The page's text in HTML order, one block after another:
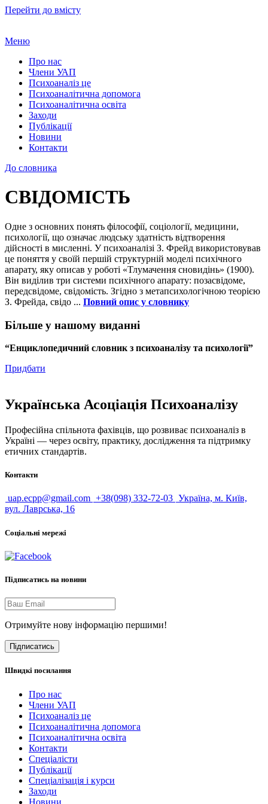
Перейти до вмісту
Меню
Про нас
Члени УАП
Психоаналіз це
Психоаналітична допомога
Психоаналітична освіта
Заходи
Публікації
Новини
Контакти
До словника
СВІДОМІСТЬ
Одне з основних понять філософії, соціології, медицини,
психології, що означає людську здатність відтворення
дійсності в мисленні. У психоаналізі З. Фрейд використовував
це поняття у своїй першій структурній моделі психічного
апарату, яку описав у роботі «Тлумачення сновидінь» (1900).
Він виділив три системи психічного апарату: позасвідоме,
передсвідоме, свідомість. Згідно з метапсихологічною теорією
З. Фрейда, свідо ... Повний опис у словнику
Більше у нашому виданні
“Енциклопедичний словник з психоаналізу та психології”
Придбати
Українська Асоціація Психоаналізу
Професійна спільнота фахівців, що розвиває психоаналіз в
Україні — через освіту, практику, дослідження та підтримку
етичних стандартів.
Контакти
uap.ecpp@gmail.com +38(098) 332-72-03 Україна, м. Київ,
вул. Лаврська, 16
Соціальні мережі
Підписатись на новини
Отримуйте нову інформацію першими!
Підписатись
Швидкі посилання
Про нас
Члени УАП
Психоаналіз це
Психоаналітична допомога
Психоаналітична освіта
Контакти
Спеціалісти
Публікації
Cпеціалізація і курси
Заходи
Новини